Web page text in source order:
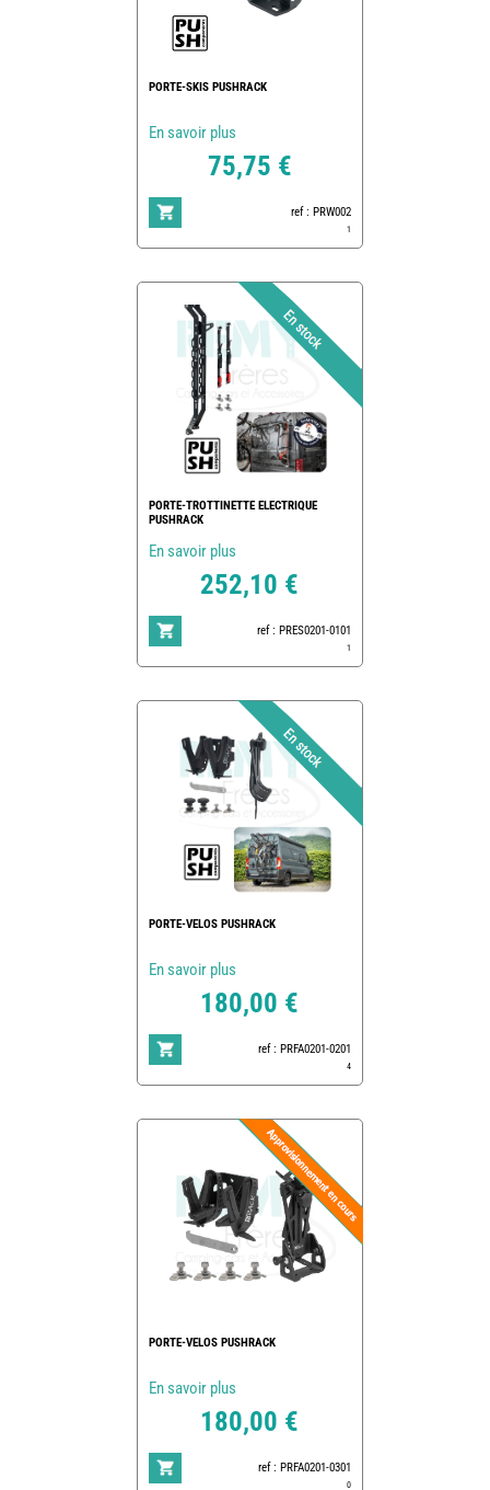
PORTE-SKIS PUSHRACK
En savoir plus
75,75 €
ref : PRW002
1
PORTE-TROTTINETTE ELECTRIQUE
PUSHRACK
En savoir plus
252,10 €
ref : PRES0201-0101
1
PORTE-VELOS PUSHRACK
En savoir plus
180,00 €
ref : PRFA0201-0201
4
PORTE-VELOS PUSHRACK
En savoir plus
180,00 €
ref : PRFA0201-0301
0